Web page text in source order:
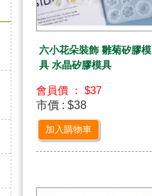
六小花朵裝飾 雛菊矽膠模
具 水晶矽膠模具
會員價 ： $37
市價 : $38
加入購物車